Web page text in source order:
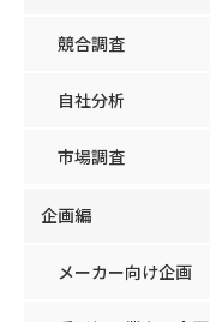
競合調査
自社分析
市場調査
企画編
メーカー向け企画